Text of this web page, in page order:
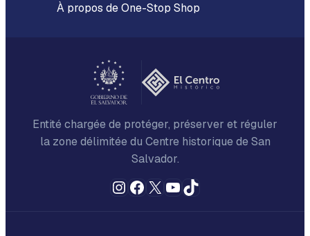
À propos de One-Stop Shop
Entité chargée de protéger, préserver et réguler
la zone délimitée du Centre historique de San
Salvador.
Instagram
Facebook
X YouTube
TikTok